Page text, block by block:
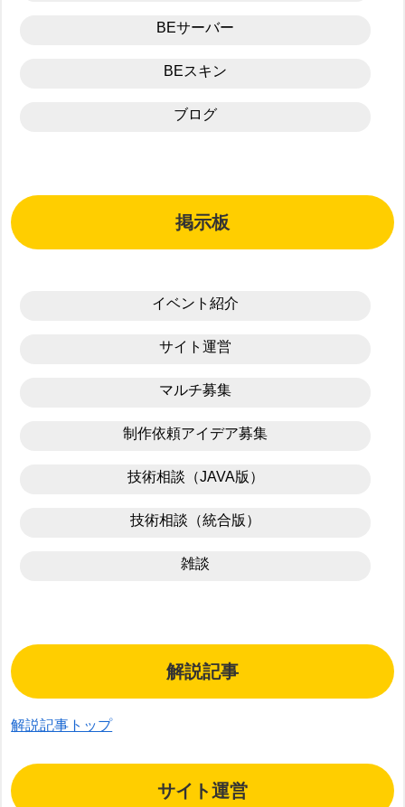
BEサーバー
BEスキン
ブログ
掲示板
イベント紹介
サイト運営
マルチ募集
制作依頼アイデア募集
技術相談（JAVA版）
技術相談（統合版）
雑談
解説記事
解説記事トップ
サイト運営